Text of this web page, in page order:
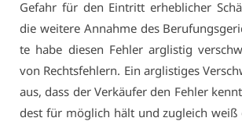
Ge­fahr für den Ein­tritt er­heb­li­cher
die wei­te­re An­nah­me des
te ha­be die­sen Feh­ler arg­lis­tig
von Rechts­feh­lern. Ein arg­lis­ti­ges
aus, dass der Ver­käu­fer den Feh­ler
dest für mög­lich hält und zu­gleich